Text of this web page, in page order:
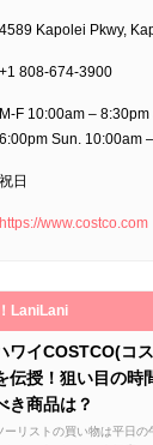
4589 Kapolei Pkwy,
+1 808-674-3900
M-F 10:00am –
6:00pm Sun. 10:00am
祝日
https://www.costco.com
LaniLani
ワイCOSTCO(コ
伝授！狙い目の時
き商品は？
ーリストの買い物は平日